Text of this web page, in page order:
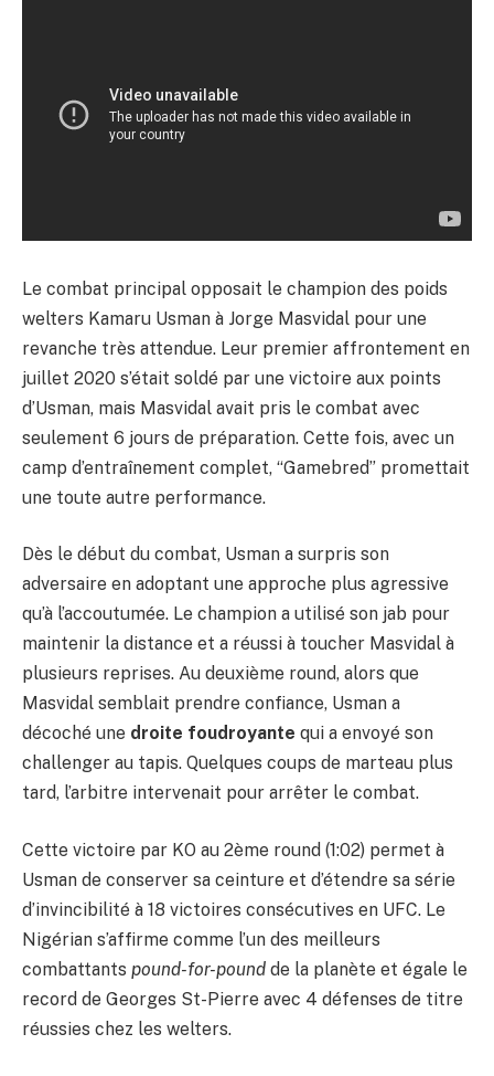
Le combat principal opposait le champion des poids
welters Kamaru Usman à Jorge Masvidal pour une
revanche très attendue. Leur premier affrontement en
juillet 2020 s’était soldé par une victoire aux points
d’Usman, mais Masvidal avait pris le combat avec
seulement 6 jours de préparation. Cette fois, avec un
camp d’entraînement complet, “Gamebred” promettait
une toute autre performance.
Dès le début du combat, Usman a surpris son
adversaire en adoptant une approche plus agressive
qu’à l’accoutumée. Le champion a utilisé son jab pour
maintenir la distance et a réussi à toucher Masvidal à
plusieurs reprises. Au deuxième round, alors que
Masvidal semblait prendre confiance, Usman a
décoché une droite foudroyante qui a envoyé son
challenger au tapis. Quelques coups de marteau plus
tard, l’arbitre intervenait pour arrêter le combat.
Cette victoire par KO au 2ème round (1:02) permet à
Usman de conserver sa ceinture et d’étendre sa série
d’invincibilité à 18 victoires consécutives en UFC. Le
Nigérian s’affirme comme l’un des meilleurs
combattants pound-for-pound de la planète et égale le
record de Georges St-Pierre avec 4 défenses de titre
réussies chez les welters.